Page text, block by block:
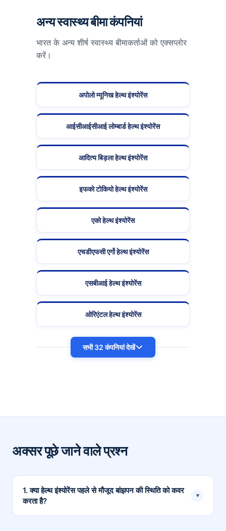
अन्य स्वास्थ्य बीमा कंपनियां
भारत के अन्य शीर्ष स्वास्थ्य बीमाकर्ताओं को एक्सप्लोर
करें।
अपोलो म्यूनिख हेल्थ इंश्योरेंस
आईसीआईसीआई लोम्बार्ड हेल्थ इंश्योरेंस
आदित्य बिड़ला हेल्थ इंश्योरेंस
इफको टोकियो हेल्थ इंश्योरेंस
एको हेल्थ इंश्योरेंस
एचडीएफसी एर्गो हेल्थ इंश्योरेंस
एसबीआई हेल्थ इंश्योरेंस
ओरिएंटल हेल्थ इंश्योरेंस
सभी 32 कंपनियां देखें
अक्सर पूछे जाने वाले प्रश्न
1. क्या हेल्थ इंश्योरेंस पहले से मौजूद बांझपन की स्थिति को कवर
करता है?
▾